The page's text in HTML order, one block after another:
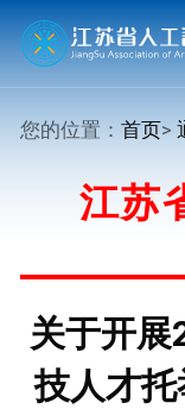
您的位置：首页>
江苏
关于开展
技人才